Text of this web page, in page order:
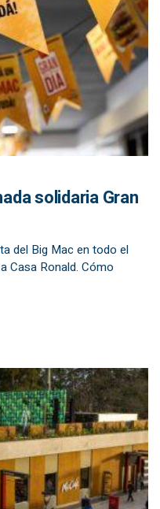
solidaria Gran
del Big Mac en todo el
Casa Ronald. Cómo